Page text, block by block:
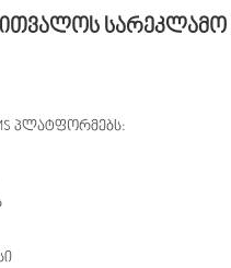
სარეკლამო
პლატფორმებს: